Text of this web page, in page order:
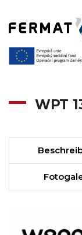
WPT